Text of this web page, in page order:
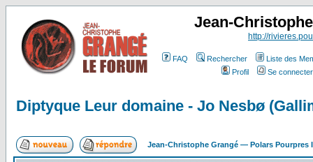
Jean-
http://
FAQ Rechercher
Liste des
Profil
Se
Diptyque Leur domaine - Jo Nesbø
Jean-Christophe Grangé — Polars Pourpres